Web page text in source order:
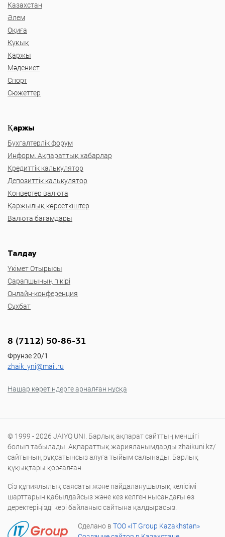
Казахстан
Әлем
Оқиға
Құқық
Қаржы
Мәдениет
Спорт
Сюжеттер
Қаржы
Бухгалтерлік форум
Информ. Ақпараттық хабарлар
Кредиттік калькулятор
Депозиттік калькулятор
Конвертер валюта
Қаржылық көрсеткіштер
Валюта бағамдары
Талдау
Үкімет Отырысы
Сарапшының пікірі
Онлайн-конференция
Сұхбат
8 (7112) 50-86-31
Фрунзе 20/1
zhaik_yni@mail.ru
Нашар көретіндерге арналған нұсқа
© 1999 - 2026 JAIYQ UNI. Барлық ақпарат сайттың меншігі
болып табылады. Ақпараттық жарияланымдарды zhaikuni.kz/
сайтының рұқсатынсыз алуға тыйым салынады. Барлық
құқықтары қорғалған.
Сіз құпиялылық саясаты және пайдаланушылық келісімі
шарттарын қабылдайсыз және кез келген нысандағы өз
деректеріңізді кері байланыс сайтына қалдырасыз.
Сделано в ТОО «IT Group Kazakhstan»